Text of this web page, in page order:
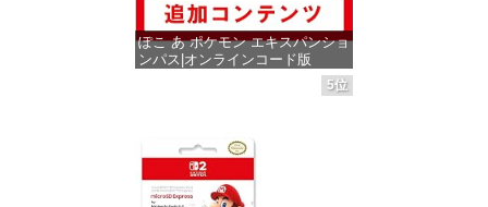
ぽこ あ ポケモン エキスパンショ
ンパス|オンラインコード版
価格：¥4,400
5位